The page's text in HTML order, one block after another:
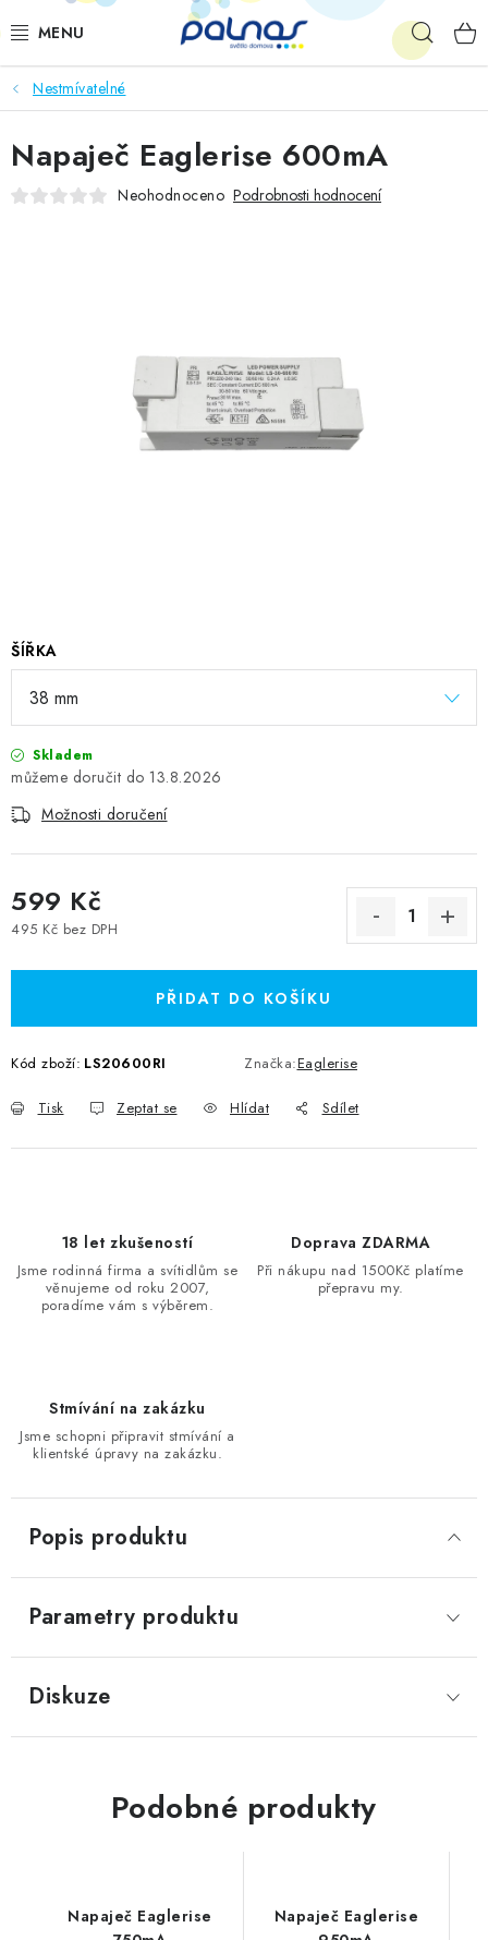
na
OSVĚTLENÍ INTERIÉRU
LED
VENKOVNÍ OSVĚTLENÍ
Nestmívatelné
ŠÍŘKA
Skladem
13.8.2026
Možnosti doručení
599 Kč
495 Kč bez DPH
PŘIDAT DO KOŠÍKU
Kód zboží: LS20600RI Značka:Eaglerise
Tisk Zeptat se Hlídat Sdílet
Napaječ Eaglerise 600mA
Neohodnoceno Podrobnosti hodnocení
18 let zkušeností
Jsme rodinná firma a svítidlům se
věnujeme od roku 2007,
poradíme vám s výběrem.
Doprava ZDARMA
Při nákupu nad 1500Kč platíme
přepravu my.
Stmívání na zakázku
Jsme schopni připravit stmívání a
klientské úpravy na zakázku.
Popis produktu
Parametry produktu
Diskuze
Podobné produkty
Napaječ Eaglerise
Napaječ Eaglerise